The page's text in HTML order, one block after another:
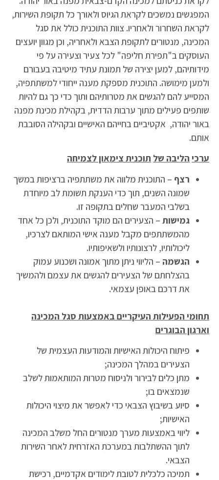
המפגשים נמשכים לקראת הגיוס ולאורך כל תקופת השירות,
לקראת השחרור ולאחריו. צוות התוכנית כולל את סגל
המכינה, מנטורים לתקופת הצבא ולאחריה, וכן מגוון יועצים
העוסקים ב"תפירת חליפה" לכל צעיר וצעירה על פי
מידותיהם, למען יצירה של תמונת עתיד מיטיבה בעבורם
ולמען מימושה. התוכנית מספקת מענה ייחודי למשתתפיה,
המסייע להם להגשים את מטרותיהם ותוך כדי כך גם להיות
שותפים פעילים מתוך ערבות הדדית, בקהילת מכינת מפנה
באור יהודה, אקטיביים בחייהם האישיים ובקהילה הסובבת
אותם.
ערכי הליבה של תוכנית צימאון לצמיחה
רצף – התוכנית מלווה את משתתפיה ברציפות במשך
שמונה השנים, תוך כדי הענקת תשומת לב מיוחדת
בשלבי המעבר שחלים בתקופה זו.
גמישות – הצעירים הם מוקד התוכנית, ולכן כל אחד
מהמשתתפים מקבל מענה אישי המותאם לצרכיו,
ליכולותיו, לרצונותיו ולשאיפותיו.
הגשמה – הליווי ניתן מתוך אמונה ושכנוע עמוק
בהצלחתם של הצעירים להגשים את עצמם ולהמשיך
את דרכם באופן עצמאי.
תחומי הפעילות העיקריים באמצעות סגל המכינה
וארגון הבוגרים
פיתוח היכולות האישיות והמודעות העצמית של
הצעירים במהלך המכינה;
מתן כלים לבירור ולניסוח מטרות המותאמות לשלב
שנמצאים בו;
סיוע בשיבוץ הצבאי כדי לאפשר את מיצוי היכולות
האישיות;
ליווי באמצעות מערך מנטורים החל משלב המכינה
לתוך ההשתלבות במערכת האזרחית לאחר השירות
הצבאי.
תמיכה כלכלית לטובת לימודים אקדמיים, רכישת